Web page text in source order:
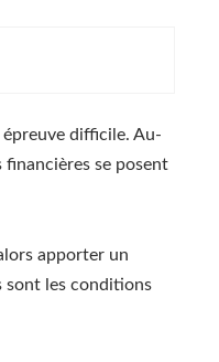
épreuve difficile. Au-
financières se posent
apporter un
sont les conditions